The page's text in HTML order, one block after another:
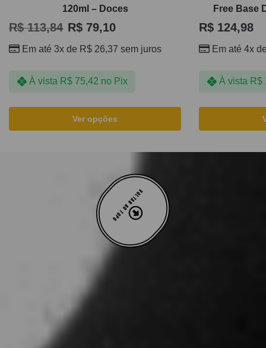
120ml – Doces
R$113,84 R$ 79,10
Em até 3x de R$ 26,37 sem juros
À vista R$75,42 no Pix
Ver opções
Free Base
R$ 124,98
Em até 4x
À vista R$
VOLTAR AO TOPO